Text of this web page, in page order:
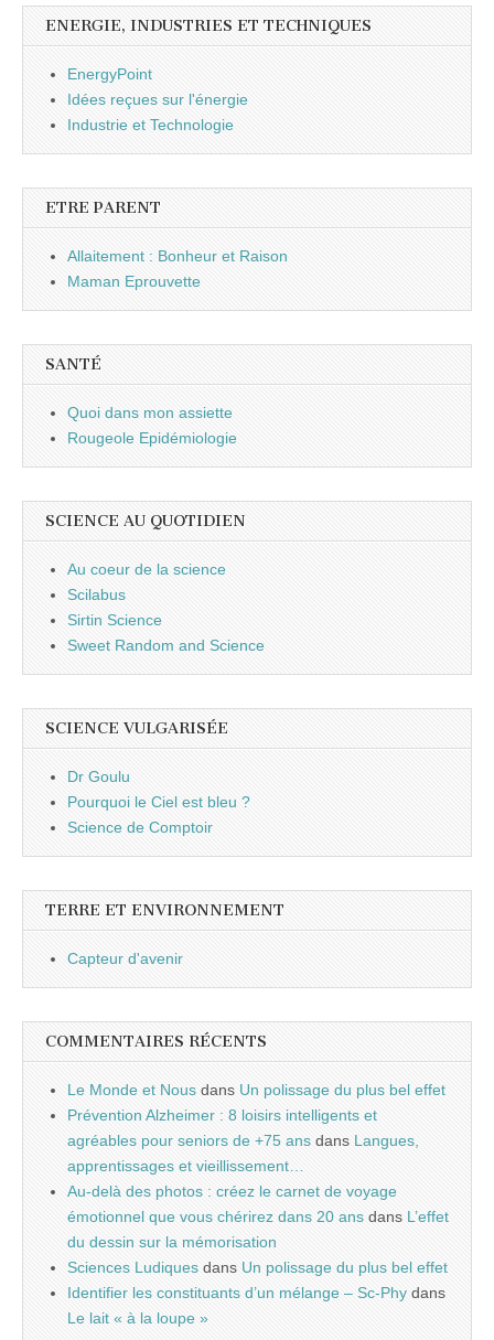
ENERGIE, INDUSTRIES ET TECHNIQUES
EnergyPoint
Idées reçues sur l'énergie
Industrie et Technologie
ETRE PARENT
Allaitement : Bonheur et Raison
Maman Eprouvette
SANTÉ
Quoi dans mon assiette
Rougeole Epidémiologie
SCIENCE AU QUOTIDIEN
Au coeur de la science
Scilabus
Sirtin Science
Sweet Random and Science
SCIENCE VULGARISÉE
Dr Goulu
Pourquoi le Ciel est bleu ?
Science de Comptoir
TERRE ET ENVIRONNEMENT
Capteur d'avenir
COMMENTAIRES RÉCENTS
Le Monde et Nous dans Un polissage du plus bel effet
Prévention Alzheimer : 8 loisirs intelligents et
agréables pour seniors de +75 ans dans Langues,
apprentissages et vieillissement…
Au-delà des photos : créez le carnet de voyage
émotionnel que vous chérirez dans 20 ans dans L’effet
du dessin sur la mémorisation
Sciences Ludiques dans Un polissage du plus bel effet
Identifier les constituants d’un mélange – Sc-Phy dans
Le lait « à la loupe »